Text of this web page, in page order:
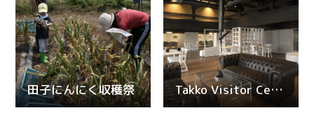
田子にんにく収穫祭 Takko Visitor Center みろく館